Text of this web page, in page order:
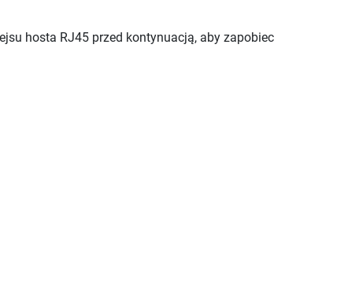
hosta RJ45 przed kontynuacją, aby zapobiec